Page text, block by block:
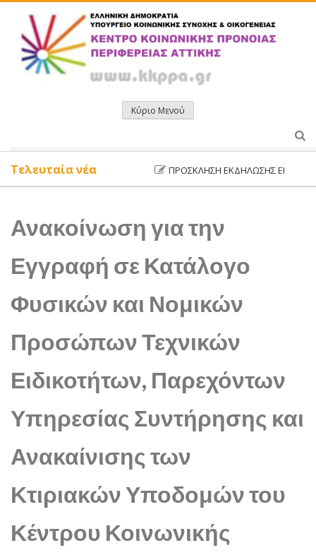
περιεχόμενο
Κύριο Μενού
ΠΡΌΣΚΛΗΣΗ ΕΚΔΉΛΩΣΗΣ
Τελευταία νέα
Ανακοίνωση για την
Εγγραφή σε Κατάλογο
Φυσικών και Νομικών
Προσώπων Τεχνικών
Ειδικοτήτων, Παρεχόντων
Υπηρεσίας Συντήρησης και
Ανακαίνισης των
Κτιριακών Υποδομών του
Κέντρου Κοινωνικής